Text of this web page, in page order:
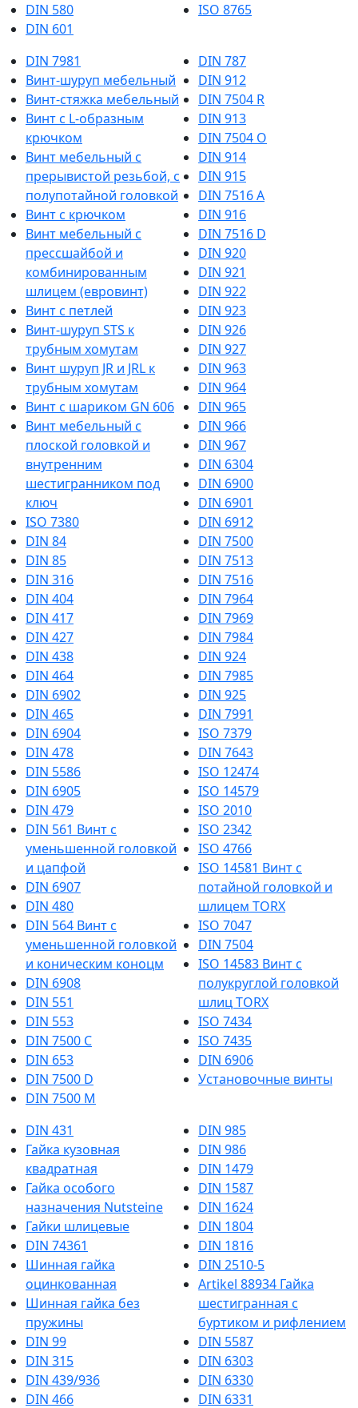
DIN 580
DIN 601
ISO 8765
DIN 7981
Винт-шуруп мебельный
Винт-стяжка мебельный
Винт с L-образным
крючком
Винт мебельный с
прерывистой резьбой, с
полупотайной головкой
Винт с крючком
Винт мебельный с
прессшайбой и
комбинированным
шлицем (евровинт)
Винт с петлей
Винт-шуруп STS к
трубным хомутам
Винт шуруп JR и JRL к
трубным хомутам
Винт с шариком GN 606
Винт мебельный с
плоской головкой и
внутренним
шестигранником под
ключ
ISO 7380
DIN 84
DIN 85
DIN 316
DIN 404
DIN 417
DIN 427
DIN 438
DIN 464
DIN 6902
DIN 465
DIN 6904
DIN 478
DIN 5586
DIN 6905
DIN 479
DIN 561 Винт с
уменьшенной головкой
и цапфой
DIN 6907
DIN 480
DIN 564 Винт с
уменьшенной головкой
и коническим коноцм
DIN 6908
DIN 551
DIN 553
DIN 7500 C
DIN 653
DIN 7500 D
DIN 7500 M
DIN 787
DIN 912
DIN 7504 R
DIN 913
DIN 7504 О
DIN 914
DIN 915
DIN 7516 A
DIN 916
DIN 7516 D
DIN 920
DIN 921
DIN 922
DIN 923
DIN 926
DIN 927
DIN 963
DIN 964
DIN 965
DIN 966
DIN 967
DIN 6304
DIN 6900
DIN 6901
DIN 6912
DIN 7500
DIN 7513
DIN 7516
DIN 7964
DIN 7969
DIN 7984
DIN 924
DIN 7985
DIN 925
DIN 7991
ISO 7379
DIN 7643
ISO 12474
ISO 14579
ISO 2010
ISO 2342
ISO 4766
ISO 14581 Винт с
потайной головкой и
шлицем TORX
ISO 7047
DIN 7504
ISO 14583 Винт с
полукруглой головкой
шлиц TORX
ISO 7434
ISO 7435
DIN 6906
Установочные винты
DIN 431
Гайка кузовная
квадратная
Гайка особого
назначения Nutsteine
Гайки шлицевые
DIN 74361
Шинная гайка
оцинкованная
Шинная гайка без
пружины
DIN 99
DIN 315
DIN 439/936
DIN 466
DIN 985
DIN 986
DIN 1479
DIN 1587
DIN 1624
DIN 1804
DIN 1816
DIN 2510-5
Artikel 88934 Гайка
шестигранная с
буртиком и рифлением
DIN 5587
DIN 6303
DIN 6330
DIN 6331